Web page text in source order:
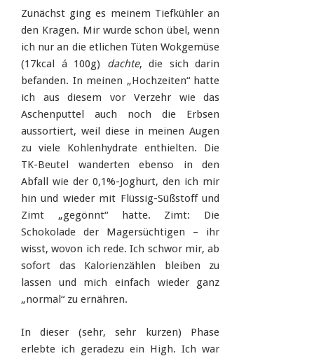
Zunächst ging es meinem Tiefkühler an
den Kragen. Mir wurde schon übel, wenn
ich nur an die etlichen Tüten Wokgemüse
(17kcal á 100g) dachte, die sich darin
befanden. In meinen „Hochzeiten“ hatte
ich aus diesem vor Verzehr wie das
Aschenputtel auch noch die Erbsen
aussortiert, weil diese in meinen Augen
zu viele Kohlenhydrate enthielten. Die
TK-Beutel wanderten ebenso in den
Abfall wie der 0,1%-Joghurt, den ich mir
hin und wieder mit Flüssig-Süßstoff und
Zimt „gegönnt“ hatte. Zimt: Die
Schokolade der Magersüchtigen – ihr
wisst, wovon ich rede. Ich schwor mir, ab
sofort das Kalorienzählen bleiben zu
lassen und mich einfach wieder ganz
„normal“ zu ernähren.
In dieser (sehr, sehr kurzen) Phase
erlebte ich geradezu ein High. Ich war